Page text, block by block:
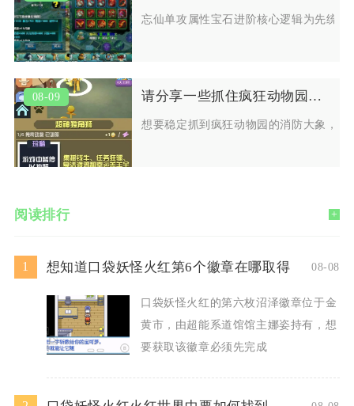
忘仙单攻属性宝石进阶核心逻辑为先统
08-09 请分享一些抓住疯狂动物园消防大象的技巧
想要稳定抓到疯狂动物园的消防大象，
阅读排行 +
1 想知道口袋妖怪火红第6个徽章在哪取得 08-08
口袋妖怪火红的第六枚沼泽徽章位于金
黄市，由超能系道馆馆主娜姿持有，想
要获取该徽章必须先完成